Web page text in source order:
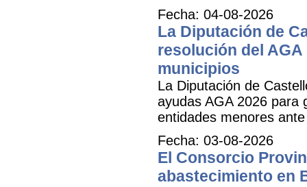
Fecha: 04-08-2026
La Diputación de
resolución del
municipios
La Diputación de
ayudas AGA 2026 para
entidades menores
Fecha: 03-08-2026
El Consorcio
abastecimiento en